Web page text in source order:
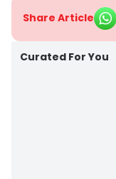
Share Article
Curated For You